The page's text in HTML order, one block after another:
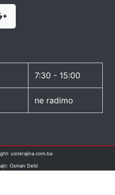
7:30 - 15:00
ne radimo
usnkrajina.com.ba
Osman Delić